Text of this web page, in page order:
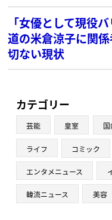
「女優として現役
道の米倉涼子に関
切ない現状
カテゴリー
芸能 皇室 国
ライフ コミック
エンタメニュース
韓流ニュース 美容